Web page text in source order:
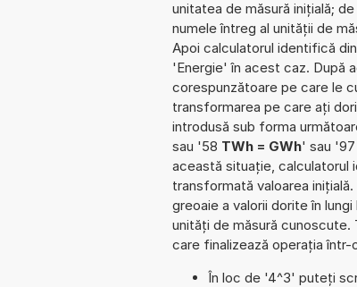
unitatea de măsură inițială;
numele întreg al unității de
Apoi calculatorul identifică
'Energie' în acest caz. După
corespunzătoare pe care le
transformarea pe care ați
introdusă sub forma
sau '58 TWh = GWh' sau '97
această situație, calculatorul
transformată valoarea
greoaie a valorii dorite în
unități de măsură
care finalizează operația
În loc de '4^3' puteți